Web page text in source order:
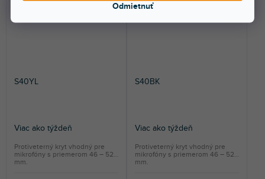
Odmietnuť
S40YL
Viac ako týždeň
Protiveterný kryt vhodný pre
mikrofóny s priemerom 46 – 52
mm.
S40BK
Viac ako týždeň
Protiveterný kryt vhodný pre
mikrofóny s priemerom 46 – 52
mm.